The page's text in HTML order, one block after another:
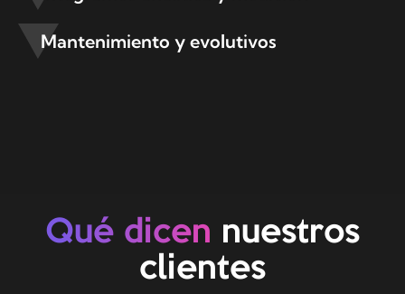
Mantenimiento y evolutivos
Qué dicen nuestros
clientes